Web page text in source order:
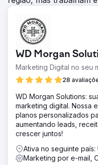
WD Morgan
Marketing Digital no seu
28
WD Morgan Solutions:
marketing digital. Nossa
planos personalizados
aumentando leads,
crescer juntos!
Ativa no seguinte país:
Marketing por e-mail,